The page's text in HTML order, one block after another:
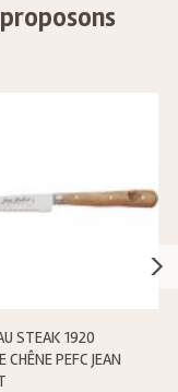
STEAK 1920
CHÊNE PEFC JEAN